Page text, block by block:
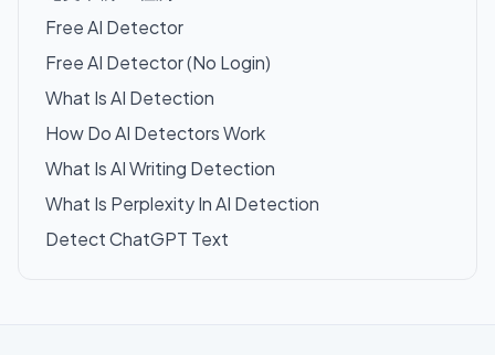
Free AI Detector
Free AI Detector (No Login)
What Is AI Detection
How Do AI Detectors Work
What Is AI Writing Detection
What Is Perplexity In AI Detection
Detect ChatGPT Text